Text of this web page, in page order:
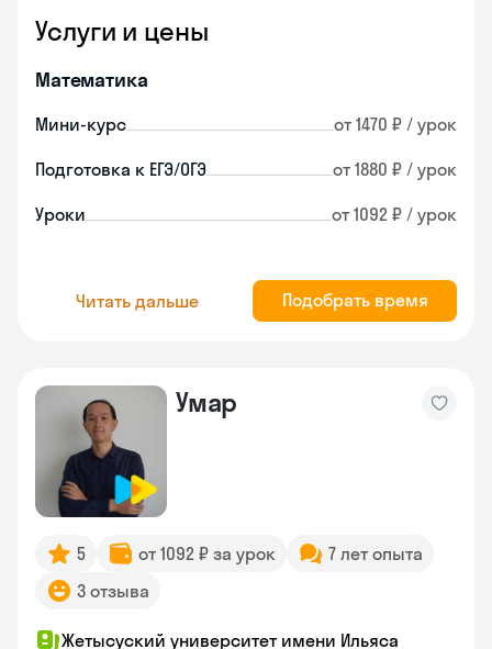
Услуги и цены
Математика
Мини-курс от 1470 ₽ / урок
Подготовка к ЕГЭ/ОГЭ от 1880 ₽ / урок
Уроки от 1092 ₽ / урок
Читать дальше Подобрать время
Умар
5 от 1092 ₽ за урок
7 лет опыта
3 отзыва
Жетысуский университет имени Ильяса